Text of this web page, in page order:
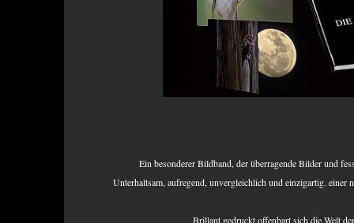
Ein besonderer Bildband, der überragende Bilderund
Unterhaltsam, aufregend, unvergleichlich und einzigartig. einer
Brillant gedruckt offenbart sich die Welt